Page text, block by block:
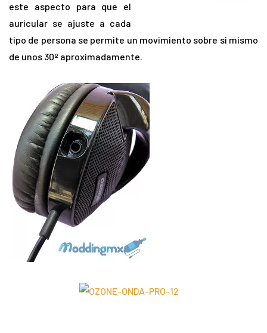
este aspecto para que el
auricular se ajuste a cada
tipo de persona se permite un movimiento sobre si mismo
de unos 30º aproximadamente.